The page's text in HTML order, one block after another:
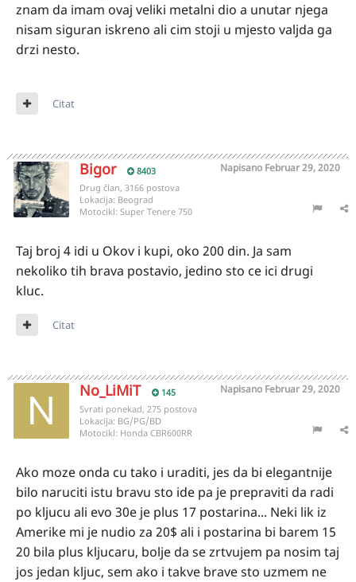
znam da imam ovaj veliki metalni dio a unutar njega
nisam siguran iskreno ali cim stoji u mjesto valjda ga
drzi nesto.
Citat
Bigor 8403 Napisano Februar 29, 2020
Drug član, 3166 postova
Lokacija: Beograd
Motocikl: Super Tenere 750
Taj broj 4 idi u Okov i kupi, oko 200 din. Ja sam
nekoliko tih brava postavio, jedino sto ce ici drugi
kluc.
Citat
No_LiMiT 145 Napisano Februar 29, 2020
Svrati ponekad, 275 postova
Lokacija: BG/PG/BD
Motocikl: Honda CBR600RR
Ako moze onda cu tako i uraditi, jes da bi elegantnije
bilo naruciti istu bravu sto ide pa je prepraviti da radi
po kljucu ali evo 30e je plus 17 postarina... Neki lik iz
Amerike mi je nudio za 20$ ali i postarina bi barem 15
20 bila plus kljucaru, bolje da se zrtvujem pa nosim taj
jos jedan kljuc, sem ako i takve brave sto uzmem ne